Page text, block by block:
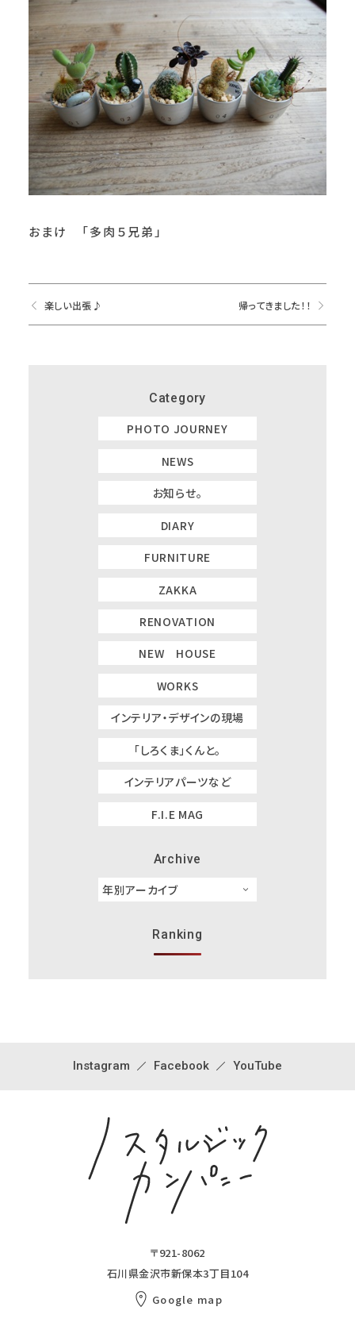
おまけ 「多肉５兄弟」
楽しい出張♪ 帰ってきました！！
Category
PHOTO JOURNEY
NEWS
お知らせ。
DIARY
FURNITURE
ZAKKA
RENOVATION
NEW HOUSE
WORKS
インテリア・デザインの現場
「しろくま」くんと。
インテリアパーツなど
F.I.E MAG
Archive
Ranking
Instagram Facebook YouTube
〒921-8062
石川県金沢市新保本3丁目104
Google map